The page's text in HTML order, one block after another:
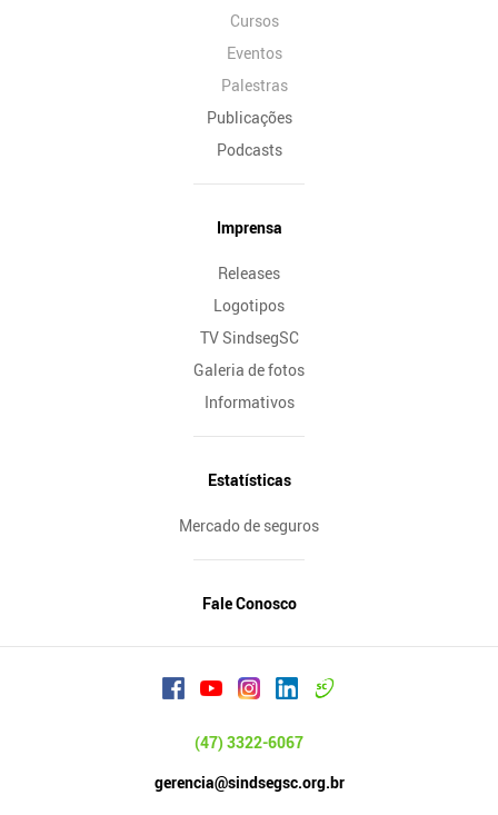
Cursos
Eventos
Palestras
Publicações
Podcasts
Imprensa
Releases
Logotipos
TV SindsegSC
Galeria de fotos
Informativos
Estatísticas
Mercado de seguros
Fale Conosco
(47) 3322-6067
gerencia@sindsegsc.org.br